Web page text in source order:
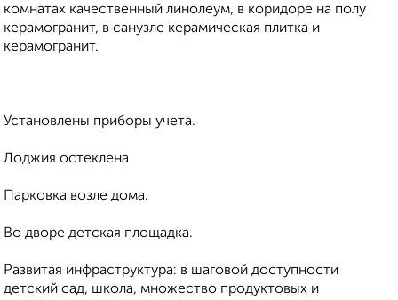
комнатах качественный линолеум, в коридоре на полу
керамогранит, в санузле керамическая плитка и
керамогранит.
Установлены приборы учета.
Лоджия остеклена
Пapкoвкa вoзлe дома.
Во дворе детская площадка.
Развитая инфраструктура: в шаговой доступности
детский сад, школа, множество продуктовых и